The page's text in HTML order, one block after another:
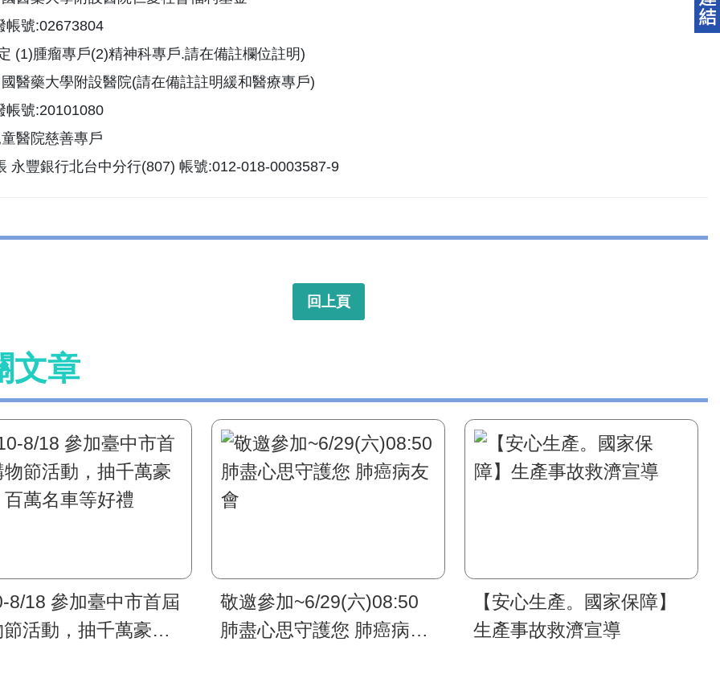
帳號:02673804
(1)腫瘤專戶(2)精神科專戶.請在備註欄位註明)
醫藥大學附設醫院(請在備註註明緩和醫療專戶)
帳號:20101080
醫院慈善專戶
永豐銀行北台中分行(807) 帳號:012-018-0003587-9
回上頁
文章
8/18 參加臺中市首屆
活動，抽千萬豪
敬邀參加~6/29(六)08:50
肺盡心思守護您 肺癌病友
【安心生產。國家保障】
生產事故救濟宣導